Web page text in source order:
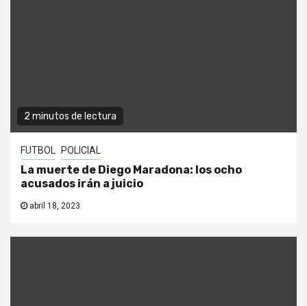
2 minutos de lectura
FUTBOL POLICIAL
La muerte de Diego Maradona: los ocho
acusados irán a juicio
abril 18, 2023